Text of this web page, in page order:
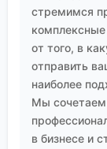
стремимся
от того, в
отправить
наиболее
Мы сочетаем
в бизнесе и